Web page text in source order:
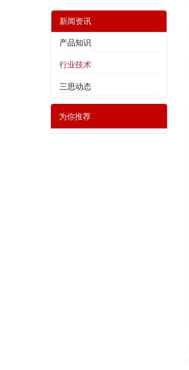
新闻资讯
产品知识
行业技术
三思动态
为你推荐